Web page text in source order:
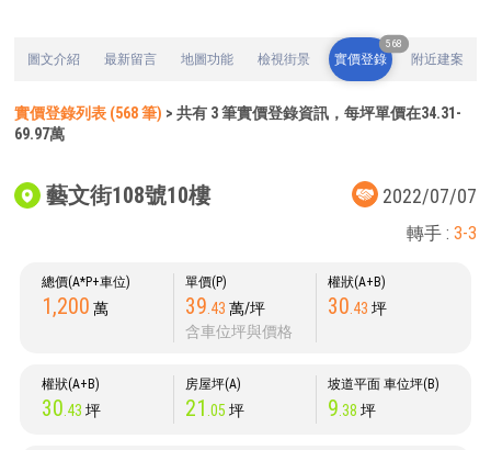
圖文介紹 最新留言 地圖功能 檢視街景 實價登錄
568
附近建案
實價登錄列表 (568 筆) > 共有 3 筆實價登錄資訊，每坪單價在34.31-
69.97萬
藝文街108號10樓 2022/07/07
轉手 : 3-3
總價(A*P+車位)
1,200 萬
單價(P)
39 .43 萬/坪
含車位坪與價格
權狀(A+B)
30 .43 坪
權狀(A+B)
30 .43 坪
房屋坪(A)
21 .05 坪
坡道平面 車位坪(B)
9 .38 坪